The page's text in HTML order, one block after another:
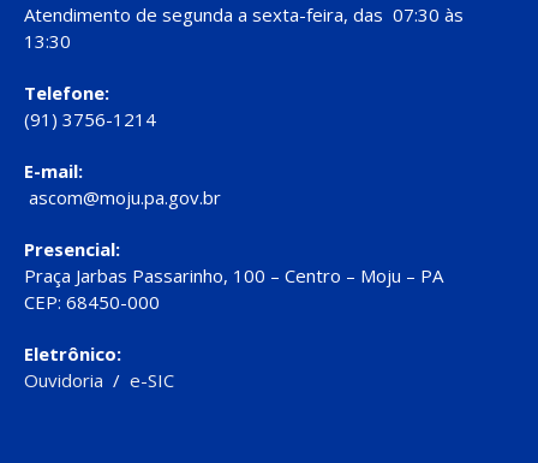
Atendimento de segunda a sexta-feira, das 07:30 às
13:30
Telefone:
(91) 3756-1214
E-mail:
ascom@moju.pa.gov.br
Presencial:
Praça Jarbas Passarinho, 100 – Centro – Moju – PA
CEP: 68450-000
Eletrônico:
Ouvidoria / e-SIC